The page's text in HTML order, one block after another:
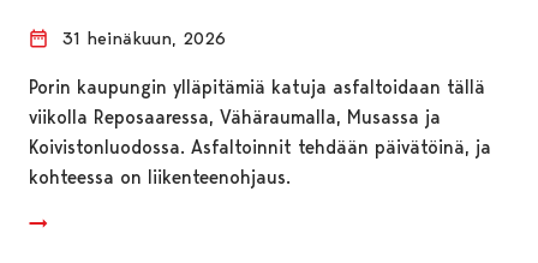
31 heinäkuun, 2026
Porin kaupungin ylläpitämiä katuja asfaltoidaan tällä
viikolla Reposaaressa, Vähäraumalla, Musassa ja
Koivistonluodossa. Asfaltoinnit tehdään päivätöinä, ja
kohteessa on liikenteenohjaus.